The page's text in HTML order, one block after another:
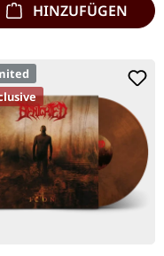
HINZUFÜGEN